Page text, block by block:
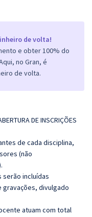
de volta!
e obter 100% do
no Gran, é
de volta.
DE INSCRIÇÕES
de cada disciplina,
(não
serão incluídas
divulgado
atuam com total